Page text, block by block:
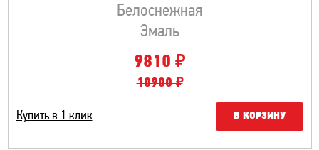
Белоснежная
Эмаль
9810 ₽
10900 ₽
Купить в 1 клик В КОРЗИНУ